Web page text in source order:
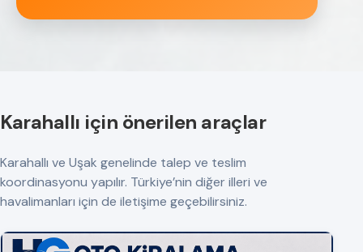
Karahallı için önerilen araçlar
Karahallı ve Uşak genelinde talep ve teslim
koordinasyonu yapılır. Türkiye’nin diğer illeri ve
havalimanları için de iletişime geçebilirsiniz.